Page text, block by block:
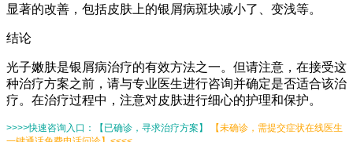
显著的改善，包括皮肤上的银屑病斑块减小了、变浅等。
结论
光子嫩肤是银屑病治疗的有效方法之一。但请注意，在接受这
种治疗方案之前，请与专业医生进行咨询并确定是否适合该治
疗。在治疗过程中，注意对皮肤进行细心的护理和保护。
>>>>快速咨询入口：【已确诊，寻求治疗方案】
【未确诊，需提交症状在线医生